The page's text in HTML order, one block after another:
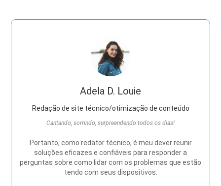
Adela D. Louie
Redação de site técnico/otimização de conteúdo
Cantando, sorrindo, surpreendendo todos os dias!
Portanto, como redator técnico, é meu dever reunir
soluções eficazes e confiáveis ​​para responder a
perguntas sobre como lidar com os problemas que estão
tendo com seus dispositivos.